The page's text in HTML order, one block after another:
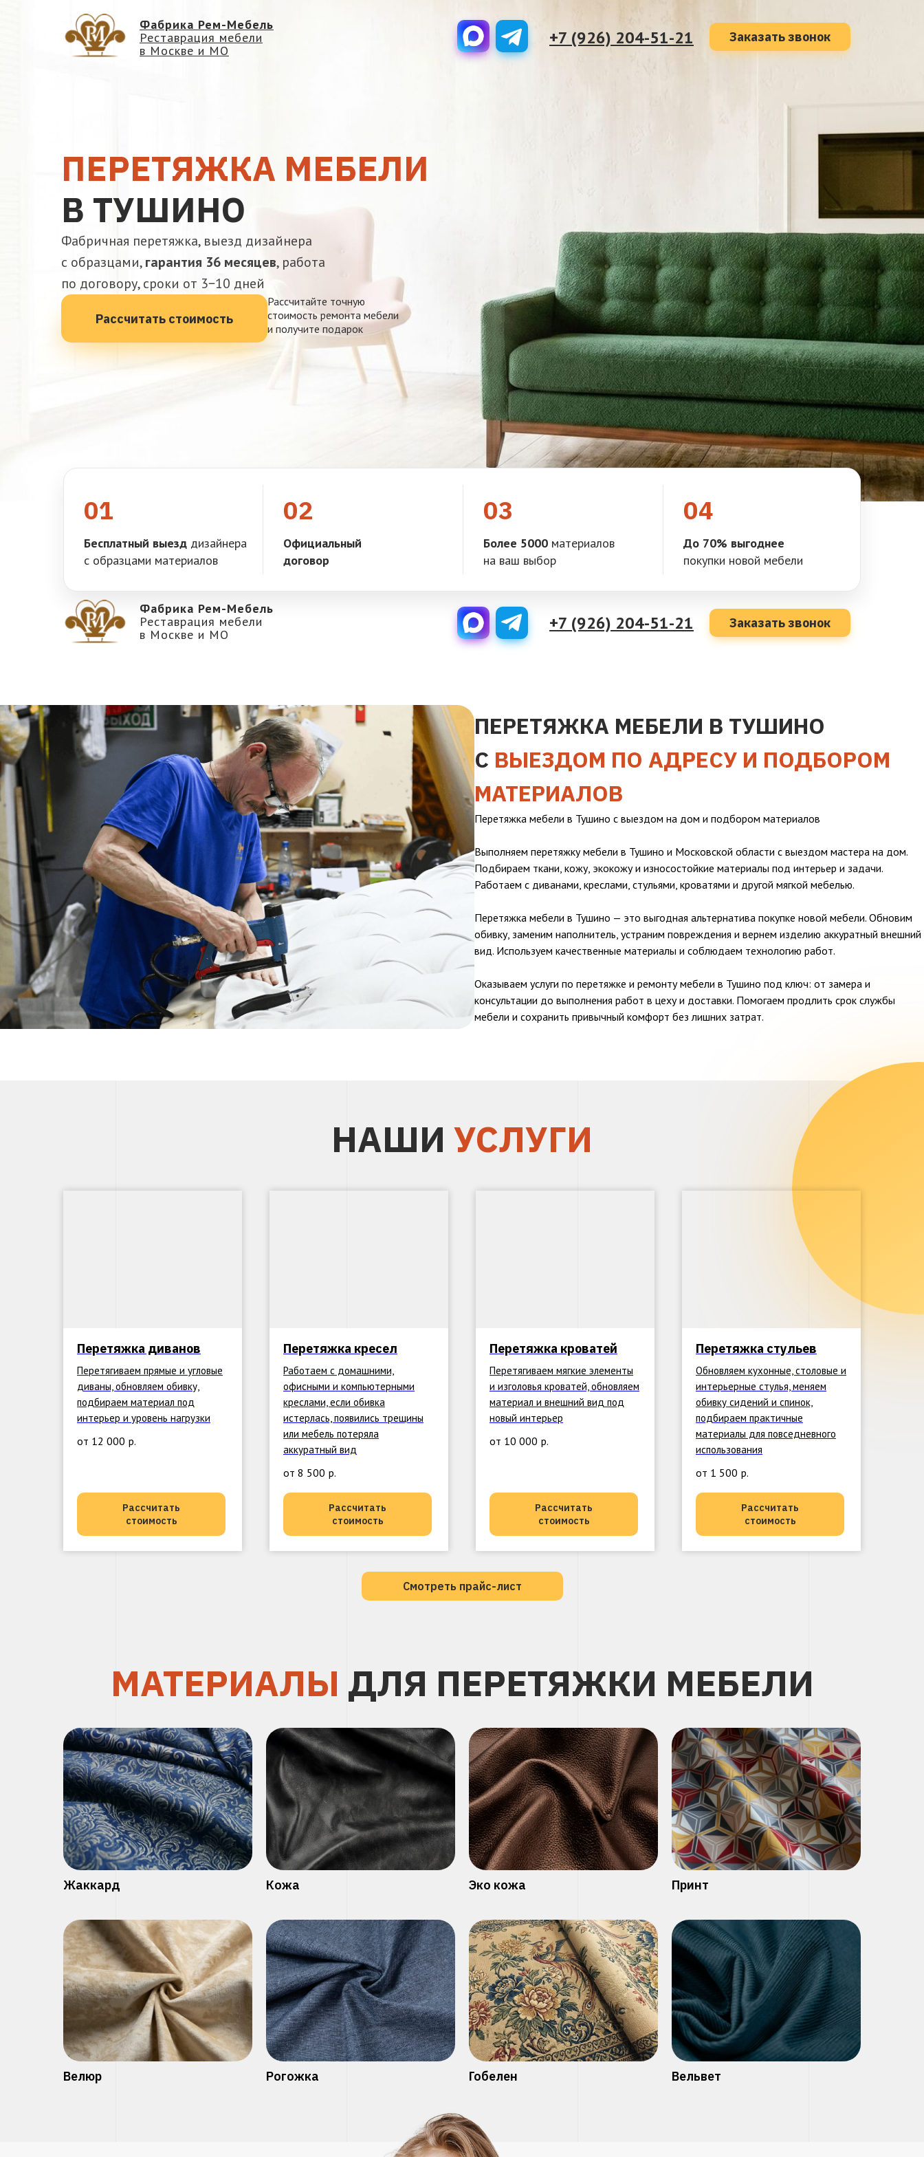
+7 (926) 204-51-21 Заказать звонок
ПЕРЕТЯЖКА МЕБЕЛИ
В ТУШИНО
Фабричная перетяжка, выезд дизайнера
с образцами,гарантия 36 месяцев, работа
по договору, сроки от 3−10 дней
Рассчитать стоимость
Рассчитайте точную
стоимость ремонта мебели
и получите подарок
Фабрика Рем-Мебель
Реставрация мебели
в Москве и МО
Бесплатный выезд дизайнера
с образцами материалов
Официальный
договор
Более 5000 материалов
на ваш выбор
До 70% выгоднее
покупки новой мебели
01 02 03 04
+7 (926) 204-51-21 Заказать звонок
Фабрика Рем-Мебель
Реставрация мебели
в Москве и МО
ПЕРЕТЯЖКА МЕБЕЛИ В ТУШИНО
С ВЫЕЗДОМ ПО АДРЕСУ И ПОДБОРОМ
МАТЕРИАЛОВ
Перетяжка мебели в Тушино с выездом на дом и подбором материалов
Выполняем перетяжку мебели в Тушино и Московской области с выездом мастера на дом.
Подбираем ткани, кожу, экокожу и износостойкие материалы под интерьер и задачи.
Работаем с диванами, креслами, стульями, кроватями и другой мягкой мебелью.
Перетяжка мебели в Тушино — это выгодная альтернатива покупке новой мебели. Обновим
обивку, заменим наполнитель, устраним повреждения и вернем изделию аккуратный внешний
вид. Используем качественные материалы и соблюдаем технологию работ.
Оказываем услуги по перетяжке и ремонту мебели в Тушино под ключ: от замера и
консультации до выполнения работ в цеху и доставки. Помогаем продлить срок службы
мебели и сохранить привычный комфорт без лишних затрат.
НАШИ УСЛУГИ
Перетяжка диванов
Перетягиваем прямые и угловые
диваны, обновляем обивку,
подбираем материал под
интерьер и уровень нагрузки
от 12 000 р.
Рассчитать
стоимость
Перетяжка кресел
Работаем с домашними,
офисными и компьютерными
креслами, если обивка
истерлась, появились трещины
или мебель потеряла
аккуратный вид
от 8 500 р.
Рассчитать
стоимость
Перетяжка кроватей
Перетягиваем мягкие элементы
и изголовья кроватей, обновляем
материал и внешний вид под
новый интерьер
от 10 000 р.
Рассчитать
стоимость
Перетяжка стульев
Обновляем кухонные, столовые и
интерьерные стулья, меняем
обивку сидений и спинок,
подбираем практичные
материалы для повседневного
использования
от 1 500 р.
Рассчитать
стоимость
Смотреть прайс-лист
МАТЕРИАЛЫ ДЛЯ ПЕРЕТЯЖКИ МЕБЕЛИ
Жаккард Кожа Эко кожа Принт
Велюр Рогожка Гобелен Вельвет